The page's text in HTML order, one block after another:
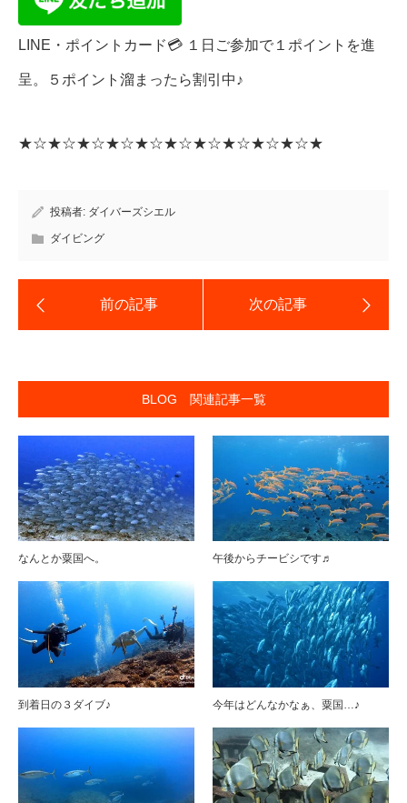
LINE・ポイントカード💳 １日ご参加で１ポイントを進
呈。５ポイント溜まったら割引中♪
★☆★☆★☆★☆★☆★☆★☆★☆★☆★☆★
投稿者: ダイバーズシエル
ダイビング
BLOG 関連記事一覧
なんとか粟国へ。 午後からチービシです♬
到着日の３ダイブ♪ 今年はどんなかなぁ、粟国…♪